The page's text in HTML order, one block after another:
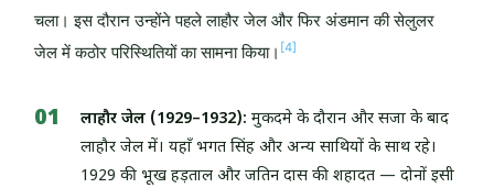
चला। इस दौरान उन्होंने पहले लाहौर जेल और फिर अंडमान की सेलुलर
जेल में कठोर परिस्थितियों का सामना किया। [4]
लाहौर जेल (1929–1932): मुकदमे के दौरान और सजा के बाद
लाहौर जेल में। यहाँ भगत सिंह और अन्य साथियों के साथ रहे।
1929 की भूख हड़ताल और जतिन दास की शहादत — दोनों इसी